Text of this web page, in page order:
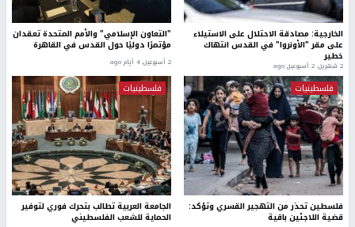
الخارجية: مصادقة الاحتلال على الاستيلاء
على مقر "الأونروا" في القدس انتهاك
خطير
2 شهرين، 2 أسبوعين ago
"التعاون الإسلامي" والأمم المتحدة تعقدان
مؤتمرًا دوليًا حول القدس في القاهرة
2 أسبوعين، 4 أيام ago
فلسطينيات
فلسطين تحذر من التهجير القسري وتؤكد:
قضية اللاجئين باقية
فلسطينيات
الجامعة العربية تطالب بتحرك فوري لتوفير
الحماية للشعب الفلسطيني